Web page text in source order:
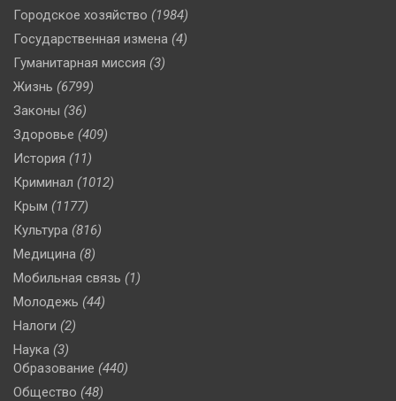
Городское хозяйство (1984)
Государственная измена (4)
Гуманитарная миссия (3)
Жизнь (6799)
Законы (36)
Здоровье (409)
История (11)
Криминал (1012)
Крым (1177)
Культура (816)
Медицина (8)
Мобильная связь (1)
Молодежь (44)
Налоги (2)
Наука (3)
Образование (440)
Общество (48)